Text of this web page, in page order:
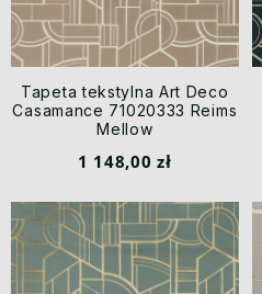
Tapeta tekstylna Art Deco
Casamance 71020333 Reims
Mellow
1 148,00 zł